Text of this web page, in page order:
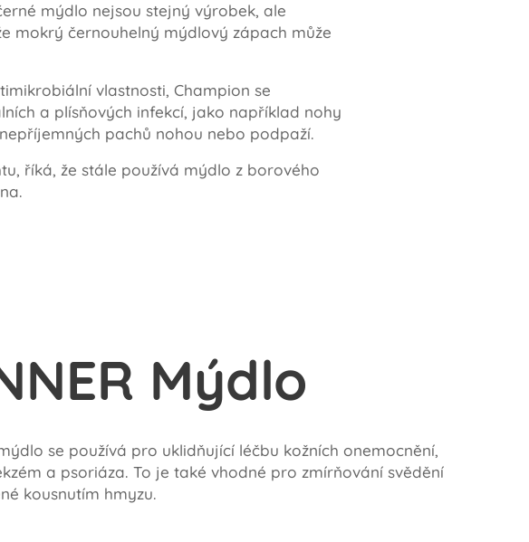
mýdlo nejsou stejný výrobek, ale
mokrý černouhelný mýdlový zápach může
vlastnosti, Champion se
a plísňových infekcí, jako například nohy
pachů nohou nebo podpaží.
říká, že stále používá mýdlo z borového
Mýdlo
se používá pro uklidňující léčbu kožních onemocnění,
a psoriáza. To je také vhodné pro zmírňování svědění
kousnutím hmyzu.